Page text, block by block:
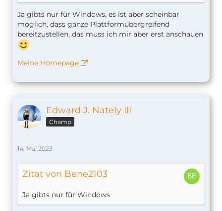
Ja gibts nur für Windows, es ist aber scheinbar
möglich, dass ganze Plattformübergreifend
bereitzustellen, das muss ich mir aber erst anschauen
Meine Homepage
Edward J. Nately III
Champ
14. Mai 2023
Zitat von Bene2103
Ja gibts nur für Windows